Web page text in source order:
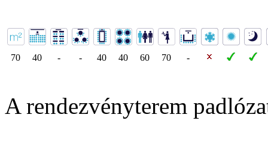
70 40 - - 40 40 60 70 -
A rendezvényterem